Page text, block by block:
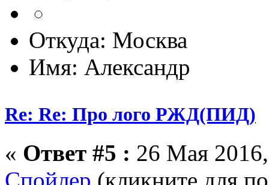
Откуда: Москва
Имя: Александр
Re: Re: Про лого РЖД(ПИД)
« Ответ #5 : 26 Мая
Спойлер (кликните для